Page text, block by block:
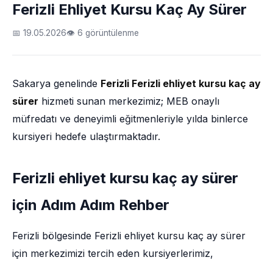
Ferizli Ehliyet Kursu Kaç Ay Sürer
📅 19.05.2026👁 6 görüntülenme
Sakarya genelinde Ferizli Ferizli ehliyet kursu kaç ay
sürer hizmeti sunan merkezimiz; MEB onaylı
müfredatı ve deneyimli eğitmenleriyle yılda binlerce
kursiyeri hedefe ulaştırmaktadır.
Ferizli ehliyet kursu kaç ay sürer
için Adım Adım Rehber
Ferizli bölgesinde Ferizli ehliyet kursu kaç ay sürer
için merkezimizi tercih eden kursiyerlerimiz,